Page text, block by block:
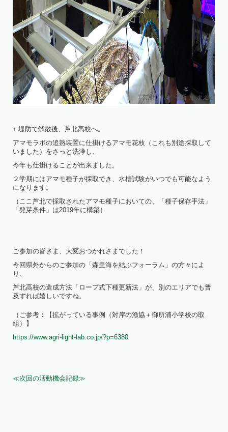
↑ 堤防で解散後、芦北高校へ。
アマモラボの追熟装置に仕掛けるアマモ花枝（これも別途採取して
いました）をさっと洗浄し、
今年も仕掛けることが出来ました。
２学期にはアマモ種子が採取でき、水槽試験がいつでも可能なよう
になります。
（ここ芦北で採取されたアマモ種子においての、「種子保存手法」
「発芽条件」は2019年に構築）
ご参加の皆さま、大変おつかれさまでした！
今回県外からのご参加の「森里海を結ぶフォーラム」の方々によ
り、
芦北高校の造成方法「ロープ式下種更新法」が、別のエリアでも普
及すれば嬉しいですね。
（ご参考：【拡がっている事例（対岸の漁協＋御所浦小学校の取
組）】
https://www.agri-light-lab.co.jp/?p=6380
≪次回の活動機会記録≫